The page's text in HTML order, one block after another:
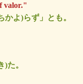
valor."
かよ)らず」とも。
た。